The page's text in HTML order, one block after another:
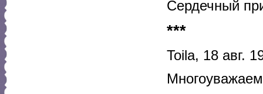
Сердечный
***
Toila, 18 авг.